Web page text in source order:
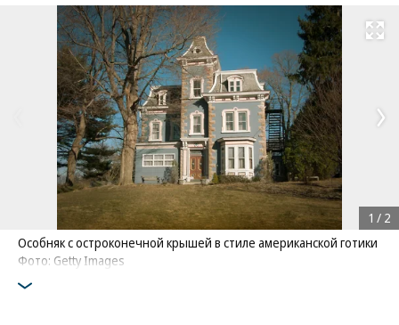
Развернуть
Особняк с остроконечной крышей в стиле американской готики
Фото: Getty Images
1 / 2